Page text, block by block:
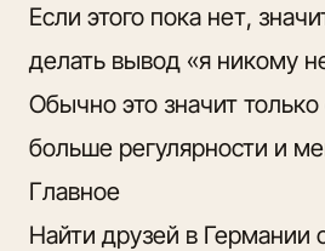
Если этого пока нет,
делать вывод «я никому
Обычно это значит
больше регулярности и
Главное
Найти друзей в Германии